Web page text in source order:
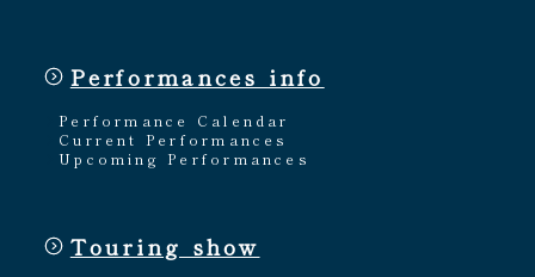
Performances info
Performance Calendar
Current Performances
Upcoming Performances
Touring show